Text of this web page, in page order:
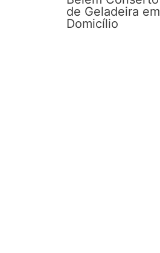
de Geladeira em
Domicílio